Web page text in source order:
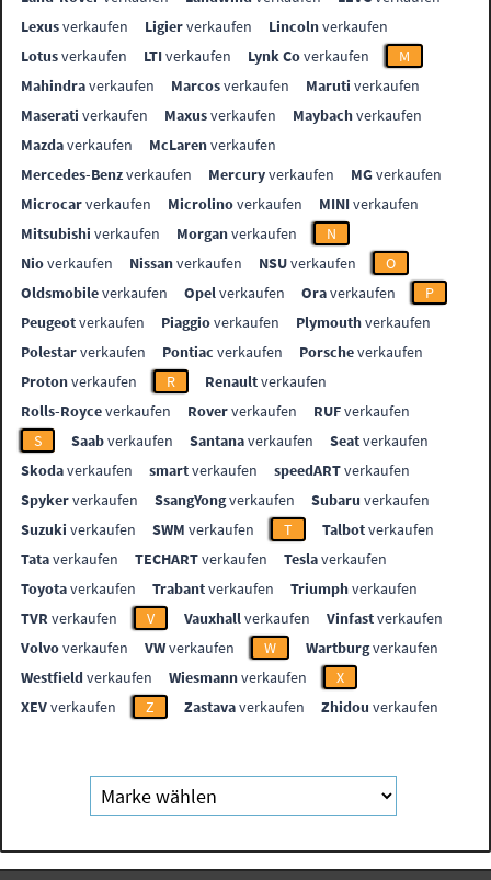
Lexusverkaufen Ligierverkaufen Lincolnverkaufen
Lotusverkaufen LTIverkaufen Lynk Coverkaufen
M
Mahindraverkaufen Marcosverkaufen Maruti verkaufen
Maserati verkaufen Maxusverkaufen Maybachverkaufen
Mazdaverkaufen McLarenverkaufen
Mercedes-Benzverkaufen Mercuryverkaufen MGverkaufen
Microcarverkaufen Microlinoverkaufen MINIverkaufen
Mitsubishi verkaufen Morganverkaufen
N
Nioverkaufen Nissanverkaufen NSUverkaufen
O
Oldsmobileverkaufen Opelverkaufen Oraverkaufen
P
Peugeotverkaufen Piaggioverkaufen Plymouthverkaufen
Polestarverkaufen Pontiac verkaufen Porscheverkaufen
Protonverkaufen R Renaultverkaufen
Rolls-Royceverkaufen Roververkaufen RUFverkaufen
S
Saabverkaufen Santanaverkaufen Seatverkaufen
Skodaverkaufen smartverkaufen speedARTverkaufen
Spykerverkaufen SsangYongverkaufen Subaru verkaufen
Suzuki verkaufen SWM verkaufen T Talbotverkaufen
Tataverkaufen TECHARTverkaufen Teslaverkaufen
Toyotaverkaufen Trabantverkaufen Triumphverkaufen
TVR verkaufen V Vauxhallverkaufen Vinfastverkaufen
Volvoverkaufen VWverkaufen W Wartburgverkaufen
Westfieldverkaufen Wiesmannverkaufen
X
XEVverkaufen Z Zastavaverkaufen Zhidou verkaufen